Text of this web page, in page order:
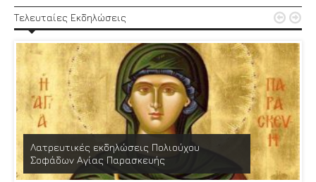
Τελευταίες Εκδηλώσεις
Λατρευτικές εκδηλώσεις Πολιούχου
Σοφάδων Αγίας Παρασκευής
 